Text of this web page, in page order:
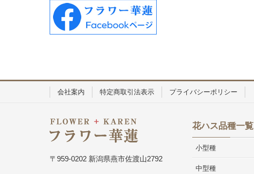
会社案内 特定商取引法表示 プライバシーポリシー
〒959-0202 新潟県燕市佐渡山2792
花ハス品種一覧
小型種
中型種